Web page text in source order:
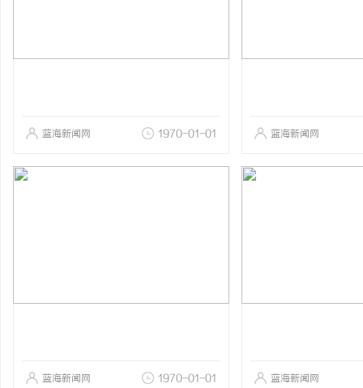
蓝海新闻网 1970-01-01 蓝海新闻网
蓝海新闻网 1970-01-01 蓝海新闻网